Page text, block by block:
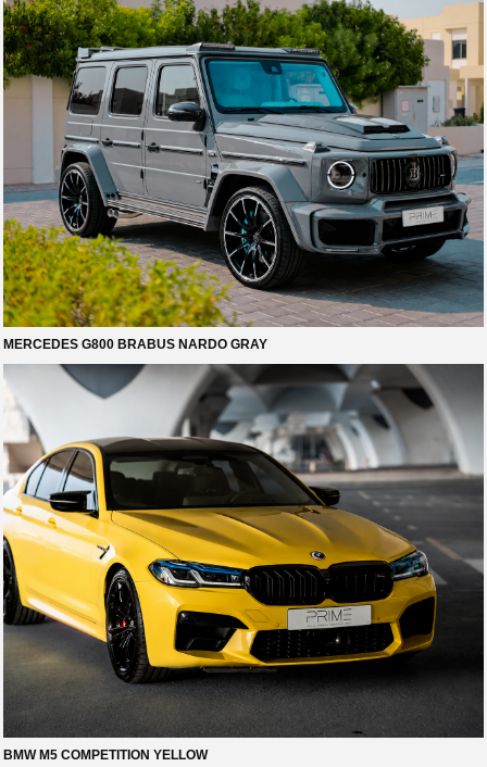
MERCEDES G800 BRABUS NARDO GRAY
BMW M5 COMPETITION YELLOW